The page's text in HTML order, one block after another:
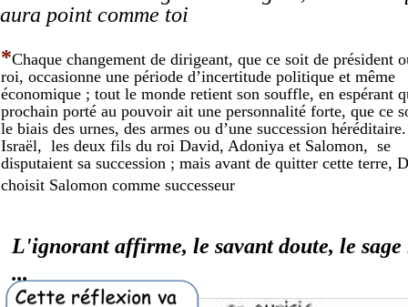
*Chaque changement de dirigeant, que ce soit de président
roi, occasionne une période d’incertitude politique et même
économique ; tout le monde retient son souffle, en espérant
prochain porté au pouvoir ait une personnalité forte, que ce
le biais des urnes, des armes ou d’une succession
Israël, les deux fils du roi David, Adoniya et Salomon, se
disputaient sa succession ; mais avant de quitter cette terre,
choisit Salomon comme successeur
aura point comme toi
L'ignorant affirme, le savant doute, le
...